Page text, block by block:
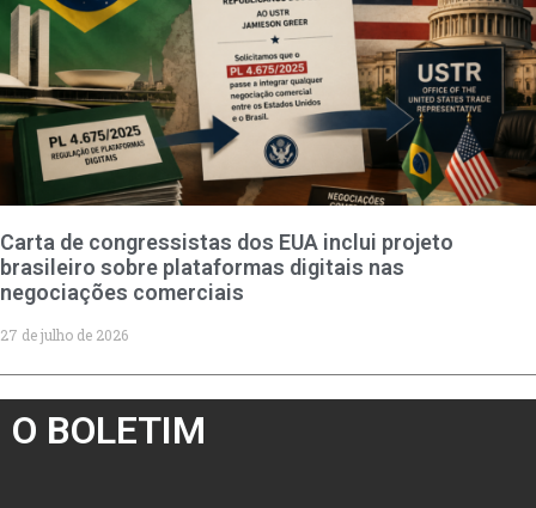
Carta de congressistas dos EUA inclui projeto
brasileiro sobre plataformas digitais nas
negociações comerciais
27 de julho de 2026
O BOLETIM